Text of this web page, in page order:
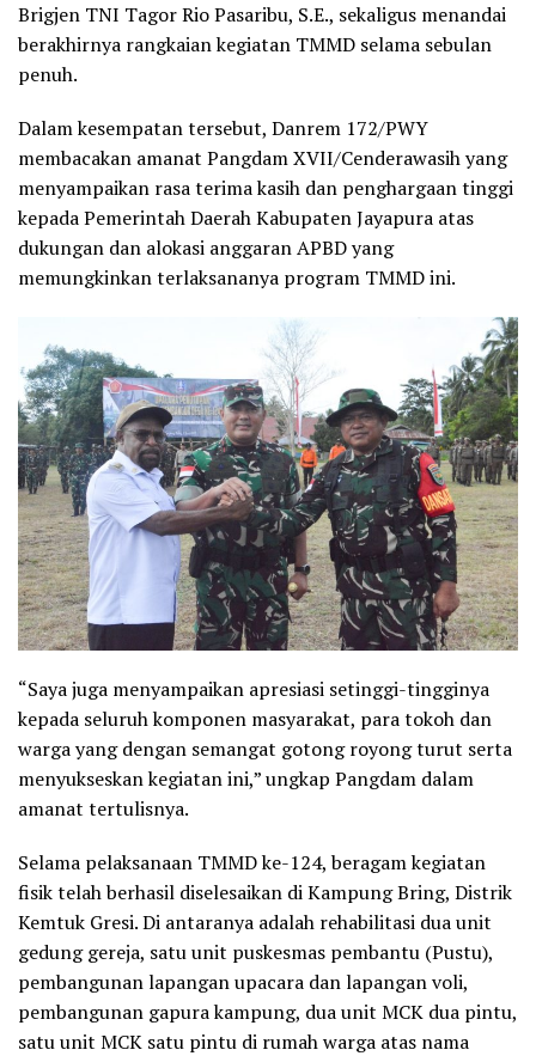
Brigjen TNI Tagor Rio Pasaribu, S.E., sekaligus menandai
berakhirnya rangkaian kegiatan TMMD selama sebulan
penuh.
Dalam kesempatan tersebut, Danrem 172/PWY
membacakan amanat Pangdam XVII/Cenderawasih yang
menyampaikan rasa terima kasih dan penghargaan tinggi
kepada Pemerintah Daerah Kabupaten Jayapura atas
dukungan dan alokasi anggaran APBD yang
memungkinkan terlaksananya program TMMD ini.
“Saya juga menyampaikan apresiasi setinggi-tingginya
kepada seluruh komponen masyarakat, para tokoh dan
warga yang dengan semangat gotong royong turut serta
menyukseskan kegiatan ini,” ungkap Pangdam dalam
amanat tertulisnya.
Selama pelaksanaan TMMD ke-124, beragam kegiatan
fisik telah berhasil diselesaikan di Kampung Bring, Distrik
Kemtuk Gresi. Di antaranya adalah rehabilitasi dua unit
gedung gereja, satu unit puskesmas pembantu (Pustu),
pembangunan lapangan upacara dan lapangan voli,
pembangunan gapura kampung, dua unit MCK dua pintu,
satu unit MCK satu pintu di rumah warga atas nama